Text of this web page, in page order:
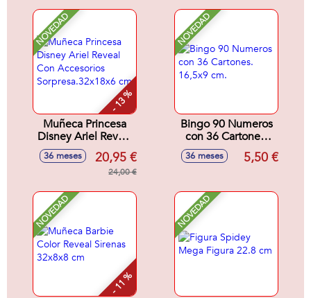
NOVEDAD
- 13 %
Muñeca Princesa
Disney Ariel Reveal
Con Accesorios
Sorpresa.32x18x6
36 meses 20,95 €
24,00 €
NOVEDAD
Bingo 90 Numeros
con 36 Cartones.
16,5x9 cm.
36 meses 5,50 €
NOVEDAD
- 11 %
NOVEDAD